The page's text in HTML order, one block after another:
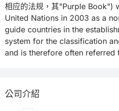
相应的法规，其"Purple Book")
United Nations in 2003 as a
guide countries in the
system for the classification
and is therefore often referred
公司介紹